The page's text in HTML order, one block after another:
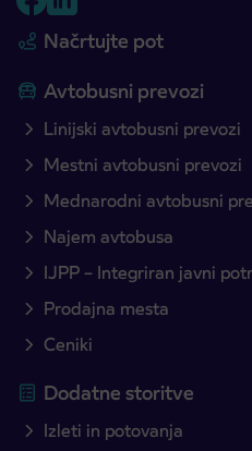
Načrtujte pot
Avtobusni prevozi
Linijski avtobusni prevozi
Mestni avtobusni prevozi
Mednarodni avtobusni
Najem avtobusa
IJPP – Integriran javni
Prodajna mesta
Ceniki
Dodatne storitve
Izleti in potovanja